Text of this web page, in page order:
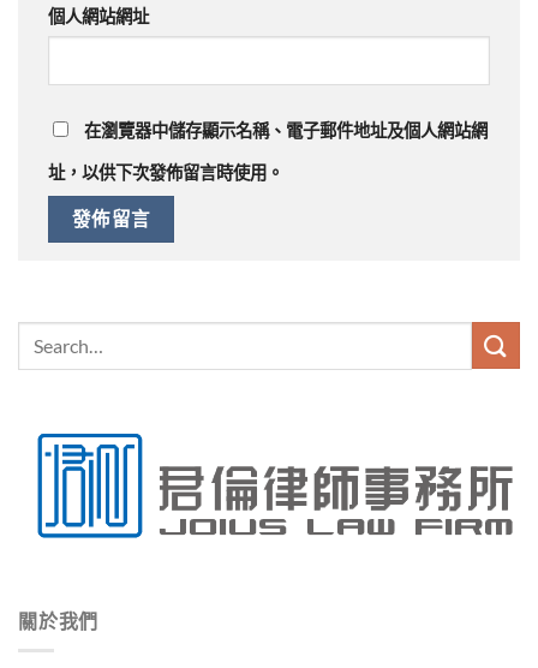
個人網站網址
在瀏覽器中儲存顯示名稱、電子郵件地址及個人網站網
址，以供下次發佈留言時使用。
關於我們